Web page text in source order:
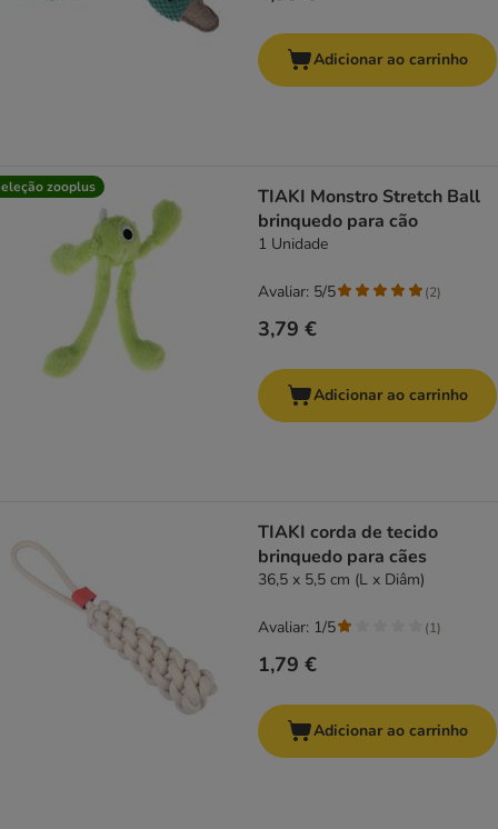
Adicionar ao carrinho
zooplus
TIAKI Monstro Stretch Ball
brinquedo para cão
1 Unidade
3,79 €
Avaliar: 5/5 (2)
Adicionar ao carrinho
TIAKI corda de tecido
brinquedo para cães
36,5 x 5,5 cm (L x Diâm)
1,79 €
Avaliar: 1/5 (1)
Adicionar ao carrinho